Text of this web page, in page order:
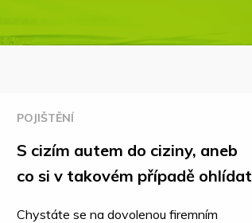
POJIŠTĚNÍ
S cizím autem do ciziny, aneb
co si v takovém případě ohlídat
Chystáte se na dovolenou firemním